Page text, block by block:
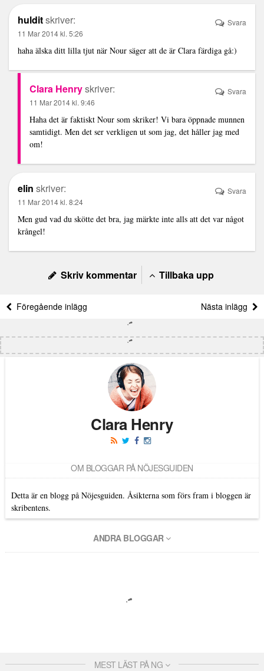
hulditskriver:
11 Mar 2014 kl. 5:26
haha älska ditt lilla tjut när Nour säger att de är Clara färdiga gå:)
Svara
Clara Henryskriver:
11 Mar 2014 kl. 9:46
Haha det är faktiskt Nour som skriker! Vi bara öppnade munnen
samtidigt. Men det ser verkligen ut som jag, det håller jag med
om!
Svara
elin skriver:
11 Mar 2014 kl. 8:24
Men gud vad du skötte det bra, jag märkte inte alls att det var något
krångel!
Svara
Skriv kommentar Tillbaka upp
Föregående inlägg Nästa inlägg
Clara Henry
OM BLOGGAR PÅ NÖJESGUIDEN
Detta är en blogg på Nöjesguiden. Åsikterna som förs fram i bloggen är
skribentens.
ANDRA BLOGGAR
MEST LÄST PÅ NG